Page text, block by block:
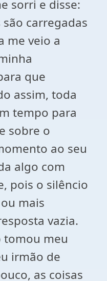
sorri e disse:
carregadas
me veio a
que
assim, toda
tempo para
sobre o
ao seu
algo com
pois o silêncio
mais
vazia.
tomou meu
irmão de
as coisas